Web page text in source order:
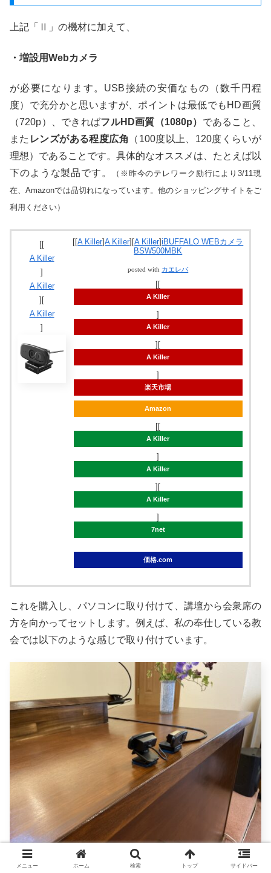
上記「Ⅱ」の機材に加えて、
・増設用Webカメラ
が必要になります。USB接続の安価なもの（数千円程
度）で充分かと思いますが、ポイントは最低でもHD画質
（720p）、できればフルHD画質（1080p） であること、
また レンズがある程度広角
（100度以上、120度くらいが
理想）であることです。具体的なオススメは、たとえば以
下のような製品です。
（※昨今のテレワーク励行により3/11現
在、Amazonでは品切れになっています。他のショッピングサイトをご
利用ください）
[[
A Killer
]
A Killer
][
A Killer
]
[[A Killer]A Killer][A Killer]iBUFFALO WEBカメラ
BSW500MBK
posted with カエレバ
[[
A Killer
]
A Killer
][
A Killer
]
楽天市場
Amazon
[[
A Killer
]
A Killer
][
A Killer
]
7net
価格.com
これを購入し、パソコンに取り付けて、講壇から会衆席の
方を向かってセットします。例えば、私の奉仕している教
会では以下のような感じで取り付けています。
メニュー ホーム 検索 トップ サイドバー